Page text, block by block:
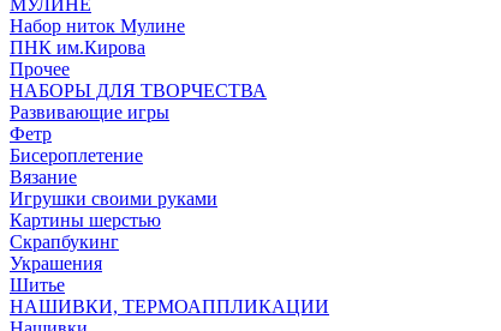
МУЛИНЕ
Набор ниток Мулине
ПНК им.Кирова
Прочее
НАБОРЫ ДЛЯ ТВОРЧЕСТВА
Развивающие игры
Фетр
Бисероплетение
Вязание
Игрушки своими руками
Картины шерстью
Скрапбукинг
Украшения
Шитье
НАШИВКИ, ТЕРМОАППЛИКАЦИИ